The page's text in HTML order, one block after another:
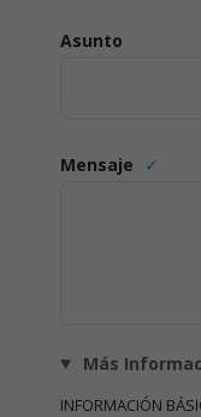
Asunto
Mensaje
Más
INFORMACIÓN